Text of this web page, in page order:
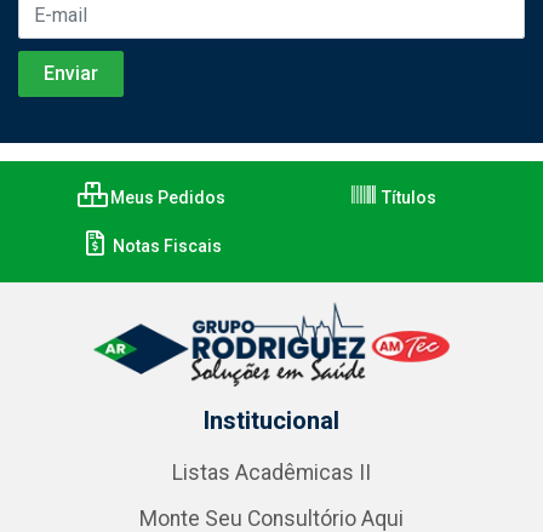
Meus Pedidos Títulos
Notas Fiscais
Institucional
Listas Acadêmicas II
Monte Seu Consultório Aqui